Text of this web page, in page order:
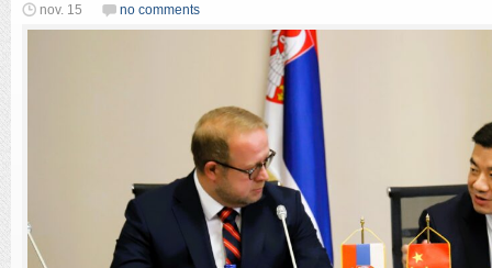
nov. 15 no comments